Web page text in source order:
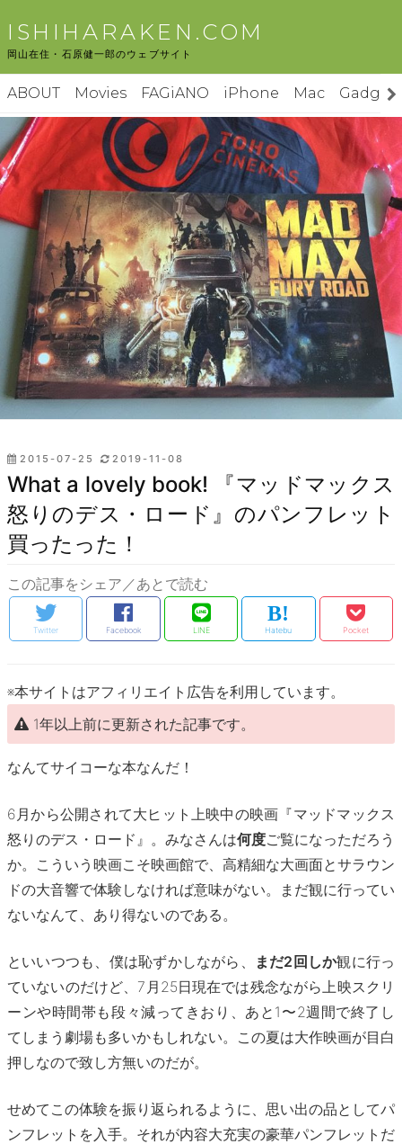
テ
ス
キ
ッ
プ
ISHIHARAKEN.COM
岡山在住・石原健一郎のウェブサイト
ABOUT Movies FAGiANO iPhone Mac Gadgets
投
稿
日:
2015-07-25 2019-11-08
What a lovely book! 『マッドマックス
怒りのデス・ロード』のパンフレット
買ったった！
この記事をシェア／あとで読む
Twitter Facebook LINE Hatebu Pocket
※本サイトはアフィリエイト広告を利用しています。
1年以上前に更新された記事です。
なんてサイコーな本なんだ！
6月から公開されて大ヒット上映中の映画『マッドマックス
怒りのデス・ロード』。みなさんは何度ご覧になっただろう
か。こういう映画こそ映画館で、高精細な大画面とサラウン
ドの大音響で体験しなければ意味がない。まだ観に行ってい
ないなんて、あり得ないのである。
といいつつも、僕は恥ずかしながら、 まだ2回しか観に行っ
ていないのだけど、7月25日現在では残念ながら上映スクリ
ーンや時間帯も段々減ってきおり、あと1〜2週間で終了し
てしまう劇場も多いかもしれない。この夏は大作映画が目白
押しなので致し方無いのだが。
せめてこの体験を振り返られるように、思い出の品としてパ
ンフレットを入手。それが内容大充実の豪華パンフレットだ